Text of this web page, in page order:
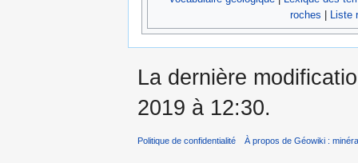
roches
Liste
La dernière
2019 à 12:30.
Politique de confidentialité À propos de Géowiki :